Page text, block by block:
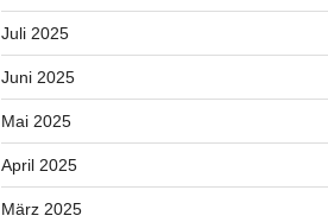
Juli 2025
Juni 2025
Mai 2025
April 2025
März 2025